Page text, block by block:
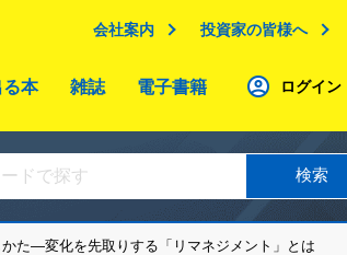
会社案内 投資家の皆様へ
る本 雑誌 電子書籍 ログイン
検索
た―変化を先取りする「リマネジメント」とは